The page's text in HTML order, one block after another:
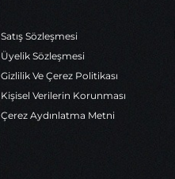
Satış Sözleşmesi
Üyelik Sözleşmesi
Gizlilik Ve Çerez Politikası
Kişisel Verilerin Korunması
Çerez Aydınlatma Metni